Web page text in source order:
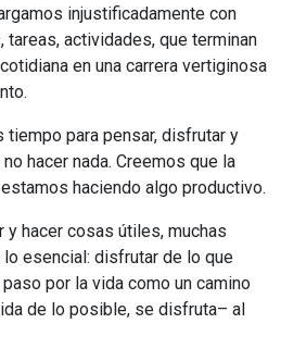
injustificadamente con
actividades, que terminan
en una carrera vertiginosa
para pensar, disfrutar y
hacer nada. Creemos que la
haciendo algo productivo.
y hacer cosas útiles, muchas
esencial: disfrutar de lo que
por la vida como un camino
de lo posible, se disfruta– al